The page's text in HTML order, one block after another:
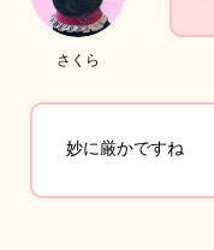
さくら
妙に厳かですね